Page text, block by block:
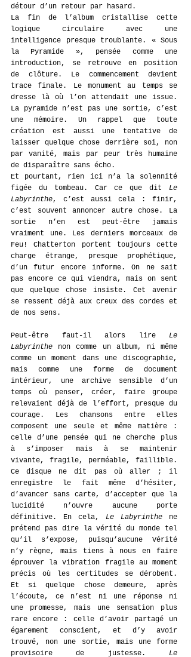
détour d’un retour par hasard.
La fin de l’album cristallise cette
logique circulaire avec une
intelligence presque troublante. « Sous
la Pyramide », pensée comme une
introduction, se retrouve en position
de clôture. Le commencement devient
trace finale. Le monument au temps se
dresse là où l’on attendait une issue.
La pyramide n’est pas une sortie, c’est
une mémoire. Un rappel que toute
création est aussi une tentative de
laisser quelque chose derrière soi, non
par vanité, mais par peur très humaine
de disparaître sans écho.
Et pourtant, rien ici n’a la solennité
figée du tombeau. Car ce que dit Le
Labyrinthe, c’est aussi cela : finir,
c’est souvent annoncer autre chose. La
sortie n’en est peut-être jamais
vraiment une. Les derniers morceaux de
Feu! Chatterton portent toujours cette
charge étrange, presque prophétique,
d’un futur encore informe. On ne sait
pas encore ce qui viendra, mais on sent
que quelque chose insiste. Cet avenir
se ressent déjà aux creux des cordes et
de nos sens.
Peut-être faut-il alors lire Le
Labyrinthe non comme un album, ni même
comme un moment dans une discographie,
mais comme une forme de document
intérieur, une archive sensible d’un
temps où penser, créer, faire groupe
relevaient déjà de l’effort, presque du
courage. Les chansons entre elles
composent une seule et même matière :
celle d’une pensée qui ne cherche plus
à s’imposer mais à se maintenir
vivante, fragile, perméable, faillible.
Ce disque ne dit pas où aller ; il
enregistre le fait même d’hésiter,
d’avancer sans carte, d’accepter que la
lucidité n’ouvre aucune porte
définitive. En cela, Le Labyrinthe ne
prétend pas dire la vérité du monde tel
qu’il s’expose, puisqu’aucune Vérité
n’y règne, mais tiens à nous en faire
éprouver la vibration fragile au moment
précis où les certitudes se dérobent.
Et si quelque chose demeure, après
l’écoute, ce n’est ni une réponse ni
une promesse, mais une sensation plus
rare encore : celle d’avoir partagé un
égarement conscient, et d’y avoir
trouvé, non une sortie, mais une forme
provisoire de justesse.
Le